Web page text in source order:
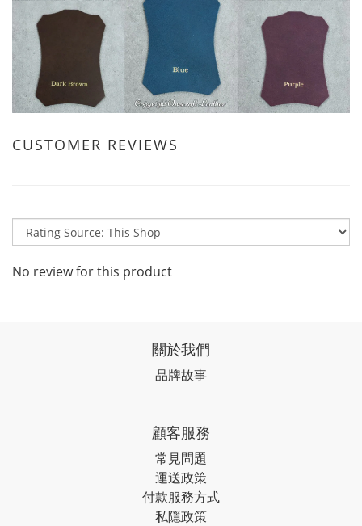
CUSTOMER REVIEWS
No review for this product
關於我們
品牌故事
顧客服務
常見問題
運送政策
付款服務方式
私隱政策